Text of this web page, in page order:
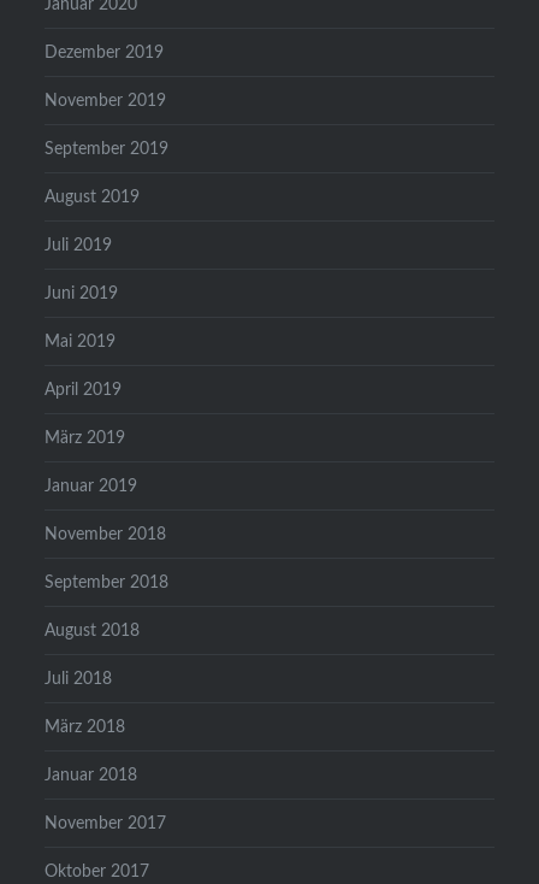
Januar 2020
Dezember 2019
November 2019
September 2019
August 2019
Juli 2019
Juni 2019
Mai 2019
April 2019
März 2019
Januar 2019
November 2018
September 2018
August 2018
Juli 2018
März 2018
Januar 2018
November 2017
Oktober 2017